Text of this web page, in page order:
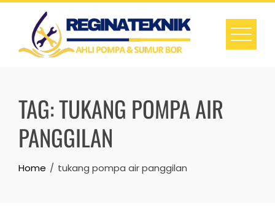
Skip
content
TAG:TUKANG POMPA AIR
PANGGILAN
Home tukang pompa air panggilan